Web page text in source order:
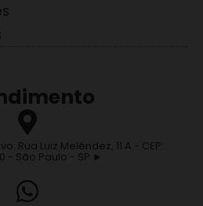
Rua Luiz Meléndez, 11 A - CEP:
- São Paulo - SP ►